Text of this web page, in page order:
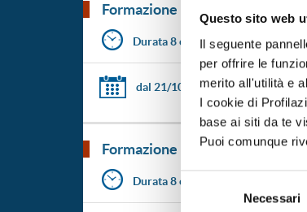
Questo sito web
Il seguente
per offrire le
merito all'utilità e
I cookie di
base ai siti da te
Puoi comunque
Selezione
Necessari
formazione per addetti
Durata 8 ore
dal 21/10/2026al 21/10/2026
formazione per addetti
Durata 8 ore